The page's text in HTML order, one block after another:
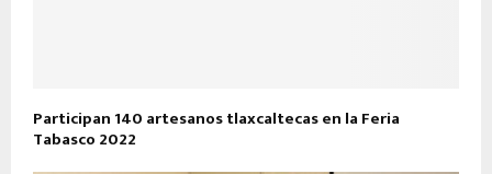
Participan 140 artesanos tlaxcaltecas en la Feria
Tabasco 2022